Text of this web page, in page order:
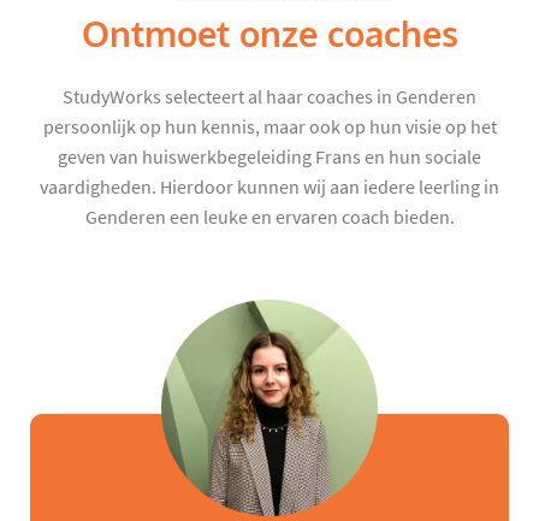
Ontmoet onze coaches
StudyWorks selecteert al haar coaches in Genderen
persoonlijk op hun kennis, maar ook op hun visie op het
geven van huiswerkbegeleiding Frans en hun sociale
vaardigheden. Hierdoor kunnen wij aan iedere leerling in
Genderen een leuke en ervaren coach bieden.